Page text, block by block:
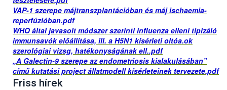
VAP-1 szerepe májtranszplantációban és máj ischaemia-
reperfúzióban.pdf
WHO által javasolt módszer szerinti influenza elleni tipizáló
immunsavók előállítása, ill. a H5N1 kísérleti oltóa.ok
szerológiai vizsg, hatékonyságának ell..pdf
„A Galectin-9 szerepe az endometriosis kialakulásában”
című kutatási project állatmodell kísérleteinek tervezete.pdf
Friss hírek